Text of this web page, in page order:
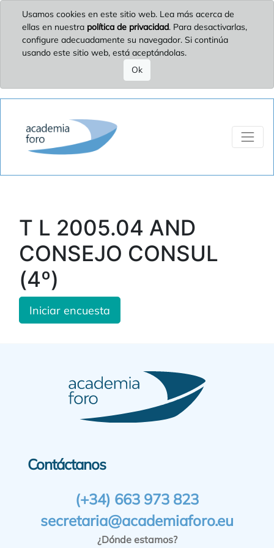
Usamos cookies en este sitio web. Lea más acerca de
ellas en nuestra política de privacidad. Para desactivarlas,
configure adecuadamente su navegador. Si continúa
usando este sitio web, está aceptándolas.
Ok
T L 2005.04 AND
CONSEJO CONSUL
(4º)
Iniciar encuesta
Contáctanos
(+34) 663 973 823
secretaria@academiaforo.eu
¿Dónde estamos?